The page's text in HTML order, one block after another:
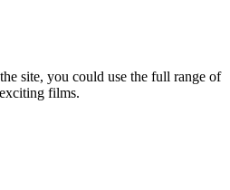
site, you could use the full range of
films.